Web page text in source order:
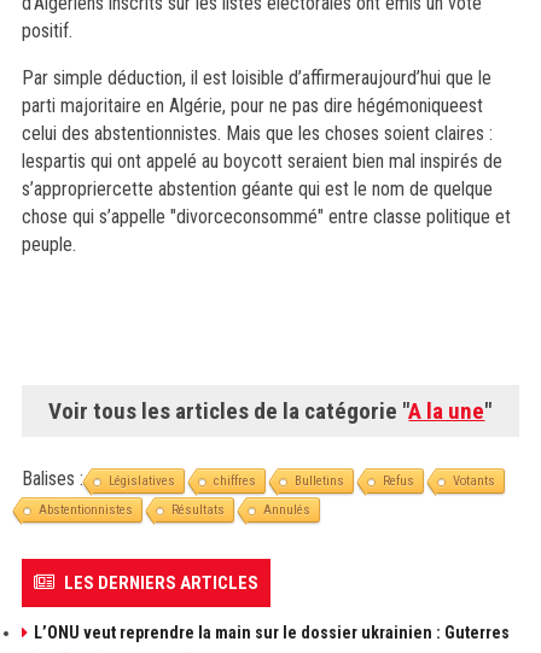
positif.
Par simple déduction, il est loisible d’affirmeraujourd’hui que le
parti majoritaire en Algérie, pour ne pas dire hégémoniqueest
celui des abstentionnistes. Mais que les choses soient claires :
lespartis qui ont appelé au boycott seraient bien mal inspirés de
s’appropriercette abstention géante qui est le nom de quelque
chose qui s’appelle "divorceconsommé" entre classe politique et
peuple.
Voir tous les articles de la catégorie "A la une"
Balises : Législatives chiffres Bulletins Refus
Votants
Abstentionnistes
Résultats Annulés
LES DERNIERS ARTICLES
L’ONU veut reprendre la main sur le dossier ukrainien : Guterres